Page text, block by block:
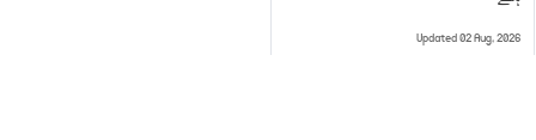
Updated 02 Aug, 2026